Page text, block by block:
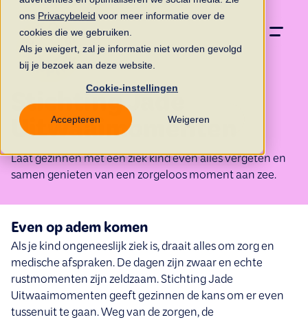
ons Privacybeleid voor meer informatie over de
cookies die we gebruiken.
Als je weigert, zal je informatie niet worden gevolgd
bij je bezoek aan deze website.
Cookie-instellingen
Accepteren Weigeren
Stichting Jade
Uitwaaimomenten
Laat gezinnen met een ziek kind even alles vergeten en
samen genieten van een zorgeloos moment aan zee.
Even op adem komen
Als je kind ongeneeslijk ziek is, draait alles om zorg en
medische afspraken. De dagen zijn zwaar en echte
rustmomenten zijn zeldzaam. Stichting Jade
Uitwaaimomenten geeft gezinnen de kans om er even
tussenuit te gaan. Weg van de zorgen, de